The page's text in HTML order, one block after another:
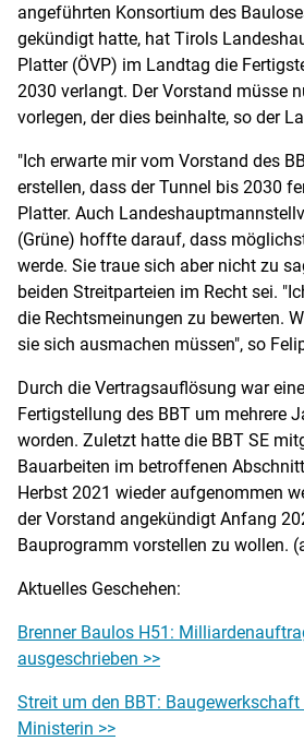
angeführten Konsortium des
gekündigt hatte, hat Tirols
Platter (ÖVP) im Landtag die
2030 verlangt. Der Vorstand müsse
vorlegen, der dies beinhalte, so der
"Ich erwarte mir vom Vorstand des
erstellen, dass der Tunnel bis 2030
Platter. Auch
(Grüne) hoffte darauf, dass
werde. Sie traue sich aber nicht zu
beiden Streitparteien im Recht sei.
die Rechtsmeinungen zu bewerten.
sie sich ausmachen müssen", so
Durch die Vertragsauflösung war
Fertigstellung des BBT um mehrere
worden. Zuletzt hatte die BBT SE
Bauarbeiten im betroffenen
Herbst 2021 wieder aufgenommen
der Vorstand angekündigt Anfang
Bauprogramm vorstellen zu wollen.
Aktuelles Geschehen:
Brenner Baulos H51:
ausgeschrieben >>
Streit um den BBT:
Ministerin >>